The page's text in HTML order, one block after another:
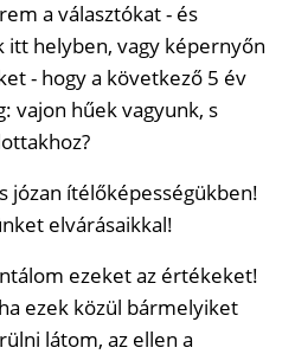
a választókat - és
itt helyben, vagy képernyőn
- hogy a következő 5 év
vajon hűek vagyunk, s
józan ítélőképességükben!
elvárásaikkal!
ezeket az értékeket!
ezek közül bármelyiket
látom, az ellen a